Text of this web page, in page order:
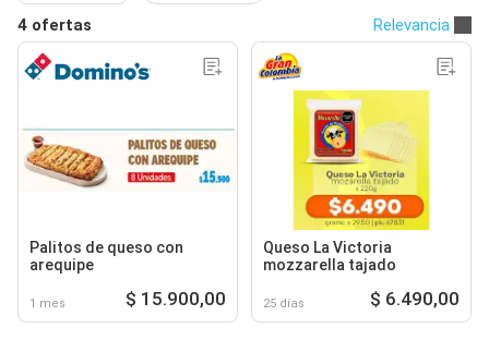
4 ofertas
Relevancia
Palitos de queso con
arequipe
1 mes $ 15.900,00
Queso La Victoria
mozzarella tajado
25 días $ 6.490,00